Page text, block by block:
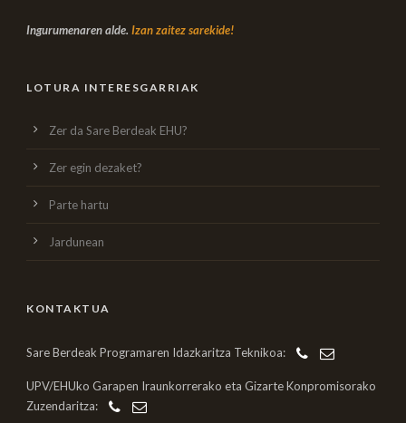
Ingurumenaren alde. Izan zaitez sarekide!
LOTURA INTERESGARRIAK
Zer da Sare Berdeak EHU?
Zer egin dezaket?
Parte hartu
Jardunean
KONTAKTUA
Sare Berdeak Programaren Idazkaritza Teknikoa:
UPV/EHUko Garapen Iraunkorrerako eta Gizarte Konpromisorako
Zuzendaritza: